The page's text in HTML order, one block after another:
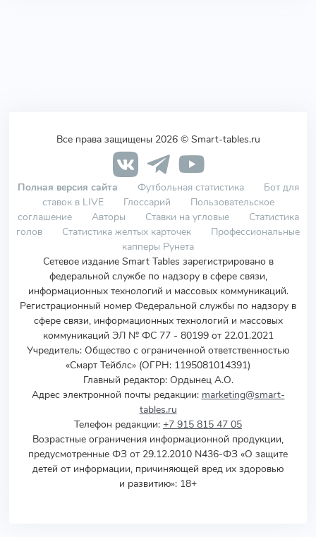
Все права защищены 2026 © Smart-tables.ru
Полная версия сайта Футбольная статистика
Бот для
ставок в LIVE
Глоссарий
Пользовательское
соглашение
Авторы Ставки на угловые
Статистика
голов
Статистика желтых карточек
Профессиональные
капперы Рунета
Сетевое издание Smart Tables зарегистрировано в
федеральной службе по надзору в сфере связи,
информационных технологий и массовых коммуникаций.
Регистрационный номер Федеральной службы по надзору в
сфере связи, информационных технологий и массовых
коммуникаций ЭЛ № ФС 77 - 80199 от 22.01.2021
Учредитель: Общество с ограниченной ответственностью
«Смарт Тейблс» (ОГРН: 1195081014391)
Главный редактор: Ордынец А.О.
Адрес электронной почты редакции: marketing@smart-
tables.ru
Телефон редакции: +7 915 815 47 05
Возрастные ограничения информационной продукции,
предусмотренные ФЗ от 29.12.2010 N436-ФЗ «О защите
детей от информации, причиняющей вред их здоровью
и развитию»: 18+